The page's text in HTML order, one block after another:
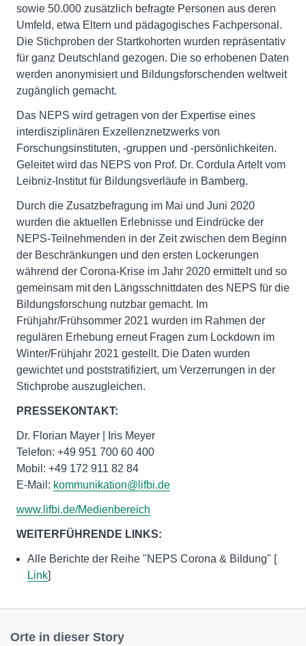
sowie 50.000 zusätzlich befragte Personen aus deren
Umfeld, etwa Eltern und pädagogisches Fachpersonal.
Die Stichproben der Startkohorten wurden repräsentativ
für ganz Deutschland gezogen. Die so erhobenen Daten
werden anonymisiert und Bildungsforschenden weltweit
zugänglich gemacht.
Das NEPS wird getragen von der Expertise eines
interdisziplinären Exzellenznetzwerks von
Forschungsinstituten, -gruppen und -persönlichkeiten.
Geleitet wird das NEPS von Prof. Dr. Cordula Artelt vom
Leibniz-Institut für Bildungsverläufe in Bamberg.
Durch die Zusatzbefragung im Mai und Juni 2020
wurden die aktuellen Erlebnisse und Eindrücke der
NEPS-Teilnehmenden in der Zeit zwischen dem Beginn
der Beschränkungen und den ersten Lockerungen
während der Corona-Krise im Jahr 2020 ermittelt und so
gemeinsam mit den Längsschnittdaten des NEPS für die
Bildungsforschung nutzbar gemacht. Im
Frühjahr/Frühsommer 2021 wurden im Rahmen der
regulären Erhebung erneut Fragen zum Lockdown im
Winter/Frühjahr 2021 gestellt. Die Daten wurden
gewichtet und poststratifiziert, um Verzerrungen in der
Stichprobe auszugleichen.
PRESSEKONTAKT:
Dr. Florian Mayer | Iris Meyer
Telefon: +49 951 700 60 400
Mobil: +49 172 911 82 84
E-Mail: kommunikation@lifbi.de
www.lifbi.de/Medienbereich
WEITERFÜHRENDE LINKS:
Alle Berichte der Reihe "NEPS Corona & Bildung" [
Link]
Orte in dieser Story